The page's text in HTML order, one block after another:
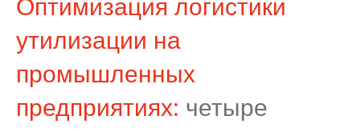
утилизации на
промышленных
предприятиях: четыре